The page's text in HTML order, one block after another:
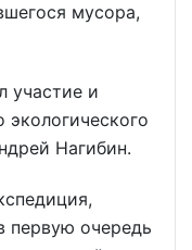
мусора,
участие и
экологического
Нагибин.
первую очередь